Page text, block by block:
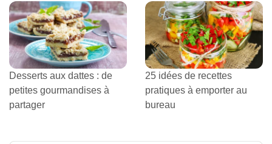
Desserts aux dattes : de
petites gourmandises à
partager
25 idées de recettes
pratiques à emporter au
bureau